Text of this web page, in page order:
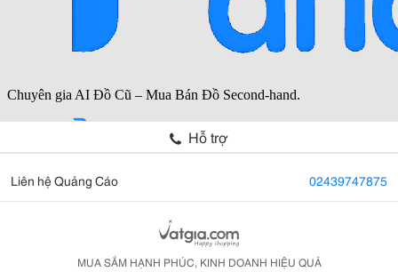
Hỗ trợ
Liên hệ Quảng Cáo 02439747875
MUA SẮM HẠNH PHÚC, KINH DOANH HIỆU QUẢ